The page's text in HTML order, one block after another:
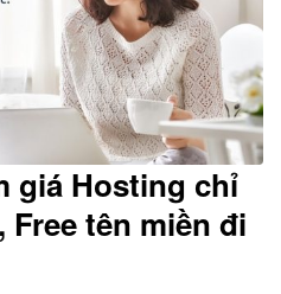
giá Hosting chỉ
Free tên miền đi